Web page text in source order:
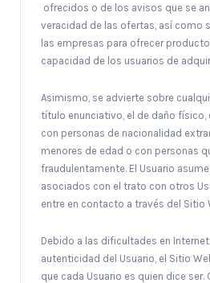
ofrecidos o de los avisos que se
veracidad de las ofertas, así como
las empresas para ofrecer
capacidad de los usuarios de
Asimismo, se advierte sobre
título enunciativo, el de daño físico,
con personas de nacionalidad
menores de edad o con personas
fraudulentamente. El Usuario
asociados con el trato con otros
entre en contacto a través del Sitio
Debido a las dificultades en
autenticidad del Usuario, el Sitio
que cada Usuario es quien dice